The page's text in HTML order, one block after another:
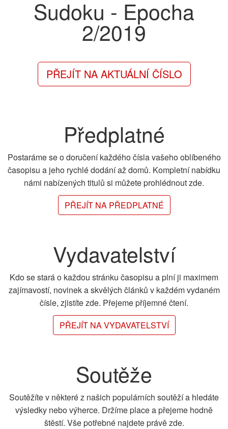
Sudoku - Epocha
2/2019
PŘEJÍT NA AKTUÁLNÍ ČÍSLO
Předplatné
Postaráme se o doručení každého čísla vašeho oblíbeného
časopisu a jeho rychlé dodání až domů. Kompletní nabídku
námi nabízených titulů si můžete prohlédnout zde.
PŘEJÍT NA PŘEDPLATNÉ
Vydavatelství
Kdo se stará o každou stránku časopisu a plní ji maximem
zajímavostí, novinek a skvělých článků v každém vydaném
čísle, zjistíte zde. Přejeme příjemné čtení.
PŘEJÍT NA VYDAVATELSTVÍ
Soutěže
Soutěžíte v některé z našich populárních soutěží a hledáte
výsledky nebo výherce. Držíme place a přejeme hodně
štěstí. Vše potřebné najdete právě zde.